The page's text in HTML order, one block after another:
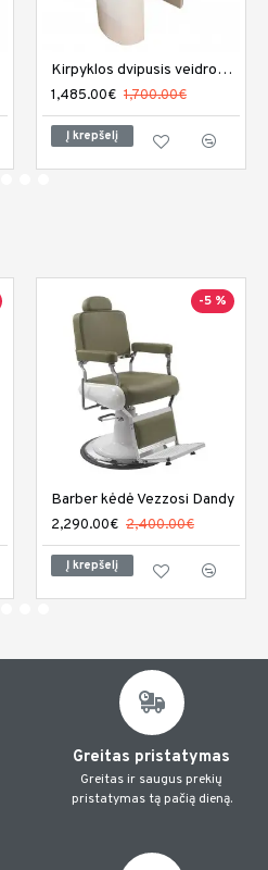
Kirpyklos dvipusis veidrodis REM Capri
1,485.00€ 1,700.00€
Į krepšelį
-5 %
Barber kėdė Vezzosi Dandy
2,290.00€ 2,400.00€
Į krepšelį
Greitas pristatymas
Greitas ir saugus prekių
pristatymas tą pačią dieną.